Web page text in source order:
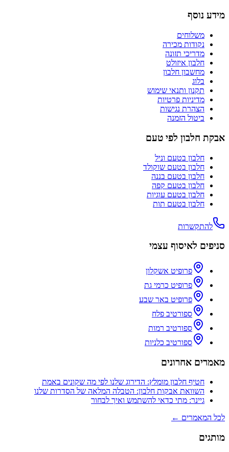
מידע נוסף
משלוחים
נקודות מכירה
מדריכי תזונה
חלבון איזולט
מחשבון חלבון
בלוג
תקנון ותנאי שימוש
מדיניות פרטיות
הצהרת נגישות
ביטול הזמנה
אבקת חלבון לפי טעם
חלבון בטעם וניל
חלבון בטעם שוקולד
חלבון בטעם בננה
חלבון בטעם קפה
חלבון בטעם עוגיות
חלבון בטעם תות
להתקשרות
סניפים לאיסוף עצמי
פרופיט אשקלון
פרופיט כרמי גת
פרופיט באר שבע
ספורטיב פלח
ספורטיב רמות
ספורטיב כלניות
מאמרים אחרונים
חטיף חלבון מומלץ: הדירוג שלנו לפי מה שקונים באמת
השוואת אבקות חלבון: הטבלה המלאה של הסדרות שלנו
גיינר: מתי כדאי להשתמש ואיך לבחור
לכל המאמרים ←
מותגים